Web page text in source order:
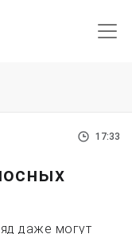
17:33
даже могут